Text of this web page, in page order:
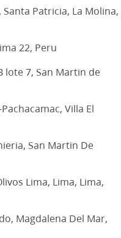
Santa Patricia, La Molina,
22, Peru
lote 7, San Martin de
Villa El
San Martin De
Lima, Lima, Lima,
Magdalena Del Mar,